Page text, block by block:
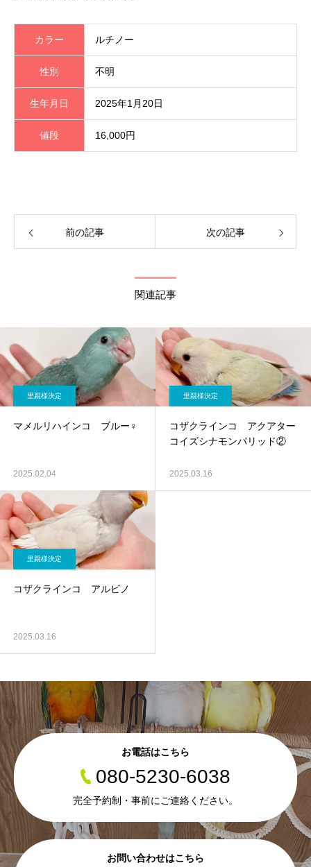
カラー ルチノー
性別 不明
生年月日 2025年1月20日
値段 16,000円
前の記事 次の記事
関連記事
里親様決定
マメルリハインコ ブルー♀
2025.02.04
里親様決定
コザクラインコ アクアター
コイズシナモンパリッド②
2025.03.16
里親様決定
コザクラインコ アルビノ
2025.03.16
お問い合わせはこちら
お電話はこちら
080-5230-6038
完全予約制・事前にご連絡ください。